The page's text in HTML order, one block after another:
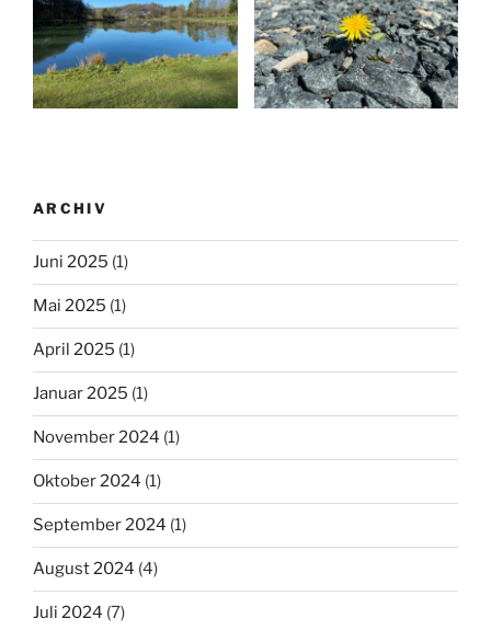
ARCHIV
Juni 2025 (1)
Mai 2025 (1)
April 2025 (1)
Januar 2025 (1)
November 2024 (1)
Oktober 2024 (1)
September 2024 (1)
August 2024 (4)
Juli 2024 (7)